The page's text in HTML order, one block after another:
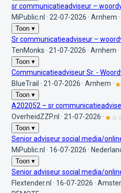
sr communicatieadviseur –
MiPublic.nl · 22-07-2026 · Arnhem ·
Toon ▾
Sr communicatieadviseur –
TenMonks · 21-07-2026 · Arnhem ·
Toon ▾
Communicatieadviseur Sr. -
BlueTrail · 21-07-2026 · Arnhem ·
Toon ▾
A202052 – sr
OverheidZZP.nl · 21-07-2026 ·
Toon ▾
Senior adviseur social media/
MiPublic.nl · 16-07-2026 ·
Toon ▾
Senior adviseur social media/
Flextender.nl · 16-07-2026 ·